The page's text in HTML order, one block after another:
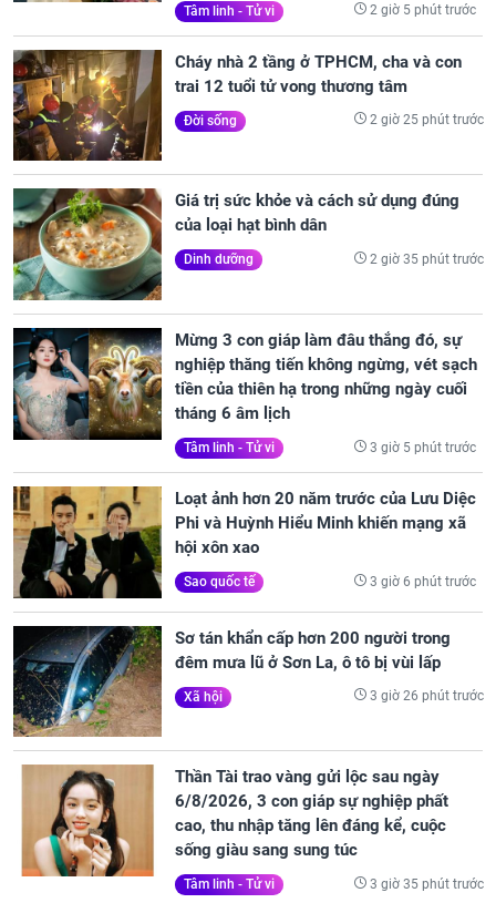
Tâm linh - Tử vi 2 giờ 5 phút trước
Cháy nhà 2 tầng ở TPHCM, cha và con
trai 12 tuổi tử vong thương tâm
Đời sống 2 giờ 25 phút trước
Giá trị sức khỏe và cách sử dụng đúng
của loại hạt bình dân
Dinh dưỡng 2 giờ 35 phút trước
Mừng 3 con giáp làm đâu thắng đó, sự
nghiệp thăng tiến không ngừng, vét sạch
tiền của thiên hạ trong những ngày cuối
tháng 6 âm lịch
Tâm linh - Tử vi 3 giờ 5 phút trước
Loạt ảnh hơn 20 năm trước của Lưu Diệc
Phi và Huỳnh Hiểu Minh khiến mạng xã
hội xôn xao
Sao quốc tế 3 giờ 6 phút trước
Sơ tán khẩn cấp hơn 200 người trong
đêm mưa lũ ở Sơn La, ô tô bị vùi lấp
Xã hội 3 giờ 26 phút trước
Thần Tài trao vàng gửi lộc sau ngày
6/8/2026, 3 con giáp sự nghiệp phất
cao, thu nhập tăng lên đáng kể, cuộc
sống giàu sang sung túc
Tâm linh - Tử vi 3 giờ 35 phút trước